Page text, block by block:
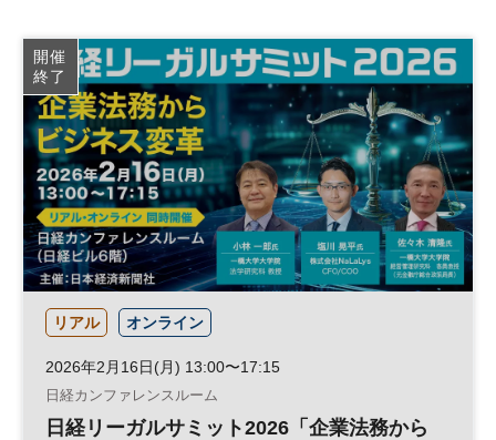
開催
終了
リアル オンライン
2026年2月16日(月) 13:00〜17:15
日経カンファレンスルーム
日経リーガルサミット2026「企業法務から